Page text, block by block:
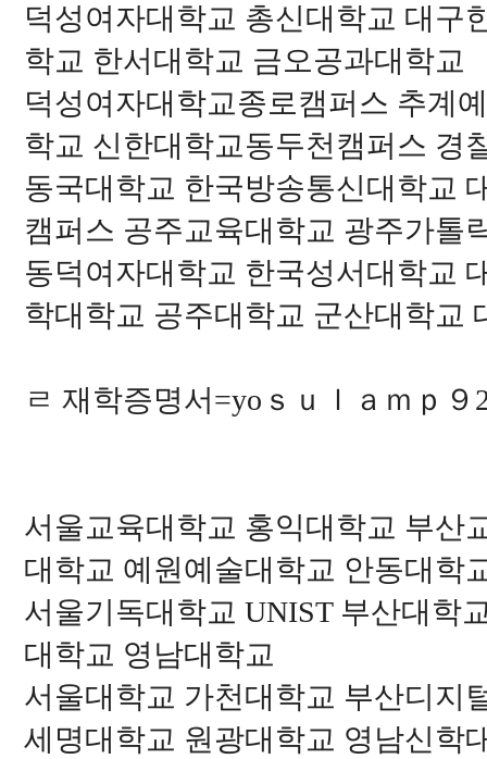
덕성여자대학교 총신대학교 대구
학교 한서대학교 금오공과대학교
덕성여자대학교종로캠퍼스 추계
학교 신한대학교동두천캠퍼스 경
동국대학교 한국방송통신대학교
캠퍼스 공주교육대학교 광주가톨
동덕여자대학교 한국성서대학교
학대학교 공주대학교 군산대학교
ㄹ 재학증명서=yoｓｕｌａｍｐ
서울교육대학교 홍익대학교 부산
대학교 예원예술대학교 안동대학
서울기독대학교 UNIST 부산대학
대학교 영남대학교
서울대학교 가천대학교 부산디지
세명대학교 원광대학교 영남신학